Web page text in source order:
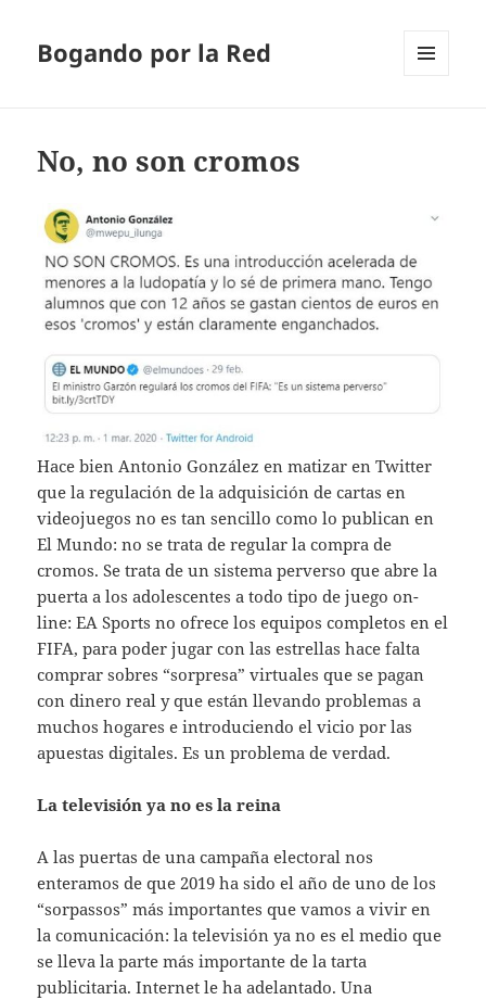
Bogando por la Red
No, no son cromos
Hace bien Antonio González en matizar en Twitter
que la regulación de la adquisición de cartas en
videojuegos no es tan sencillo como lo publican en
El Mundo: no se trata de regular la compra de
cromos. Se trata de un sistema perverso que abre la
puerta a los adolescentes a todo tipo de juego on-
line: EA Sports no ofrece los equipos completos en el
FIFA, para poder jugar con las estrellas hace falta
comprar sobres “sorpresa” virtuales que se pagan
con dinero real y que están llevando problemas a
muchos hogares e introduciendo el vicio por las
apuestas digitales. Es un problema de verdad.
La televisión ya no es la reina
A las puertas de una campaña electoral nos
enteramos de que 2019 ha sido el año de uno de los
“sorpassos” más importantes que vamos a vivir en
la comunicación: la televisión ya no es el medio que
se lleva la parte más importante de la tarta
publicitaria. Internet le ha adelantado. Una